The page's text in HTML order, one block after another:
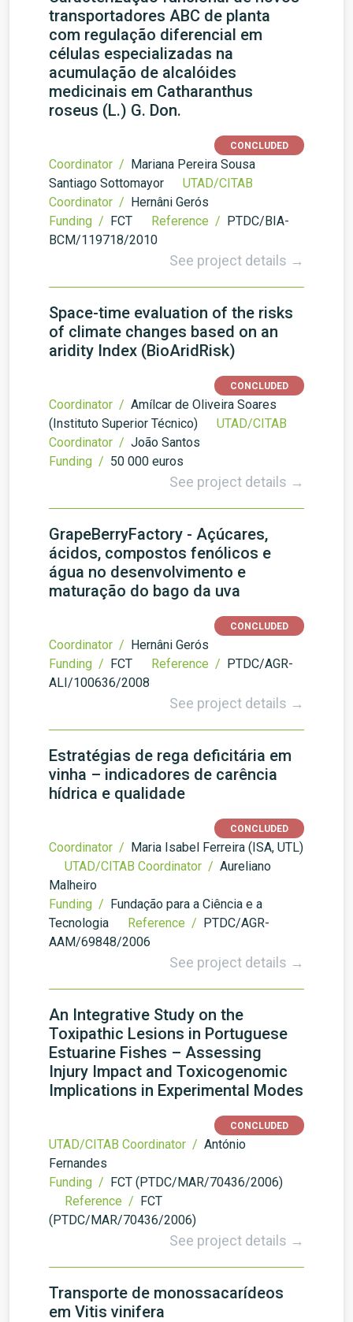
transportadores ABC de planta
com regulação diferencial em
células especializadas na
acumulação de alcalóides
medicinais em Catharanthus
roseus (L.) G. Don.
CONCLUDED
Coordinator / Mariana Pereira Sousa
Santiago Sottomayor
UTAD/CITAB
Coordinator / Hernâni Gerós
Funding / FCT Reference / PTDC/BIA-
BCM/119718/2010
See project details →
Space-time evaluation of the risks
of climate changes based on an
aridity Index (BioAridRisk)
CONCLUDED
Coordinator / Amílcar de Oliveira Soares
(Instituto Superior Técnico)
UTAD/CITAB
Coordinator / João Santos
Funding / 50 000 euros
See project details →
GrapeBerryFactory - Açúcares,
ácidos, compostos fenólicos e
água no desenvolvimento e
maturação do bago da uva
CONCLUDED
Coordinator / Hernâni Gerós
Funding / FCT Reference / PTDC/AGR-
ALI/100636/2008
See project details →
Estratégias de rega deficitária em
vinha – indicadores de carência
hídrica e qualidade
CONCLUDED
Coordinator / Maria Isabel Ferreira (ISA, UTL)
UTAD/CITAB Coordinator / Aureliano
Malheiro
Funding / Fundação para a Ciência e a
Tecnologia
Reference / PTDC/AGR-
AAM/69848/2006
See project details →
An Integrative Study on the
Toxipathic Lesions in Portuguese
Estuarine Fishes – Assessing
Injury Impact and Toxicogenomic
Implications in Experimental Modes
CONCLUDED
UTAD/CITAB Coordinator / António
Fernandes
Funding / FCT (PTDC/MAR/70436/2006)
Reference / FCT
(PTDC/MAR/70436/2006)
See project details →
Transporte de monossacarídeos
em Vitis vinifera